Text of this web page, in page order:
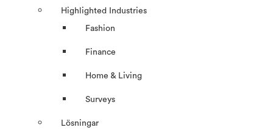
Highlighted Industries
Fashion
Finance
Home & Living
Surveys
Lösningar